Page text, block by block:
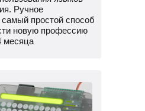
Ручное
простой способ
новую профессию
месяца